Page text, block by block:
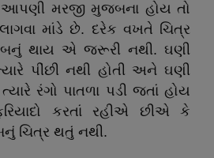
આપણી મરજી મુજબના હોય તો
માંડે છે. દરેક વખતે ચિત્ર
થાય એ જરૂરી નથી. ઘણી
પીંછી નથી હોતી અને ઘણી
રંગો પાતળા પડી જતાં હોય
કરતાં રહીએ છીએ કે
ચિત્ર થતું નથી.